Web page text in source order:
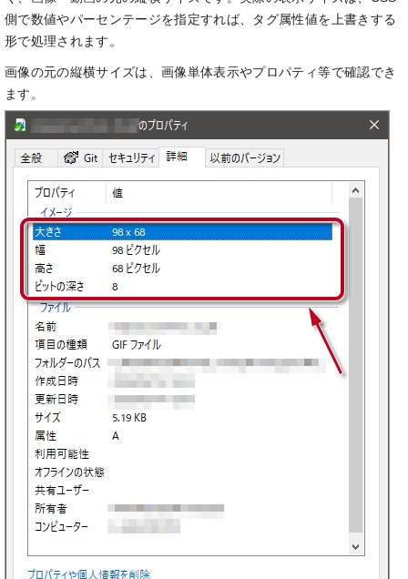
側で数値やパーセンテージを指定すれば、タグ属性値を上書きする
形で処理されます。
画像の元の縦横サイズは、画像単体表示やプロパティ等で確認でき
ます。